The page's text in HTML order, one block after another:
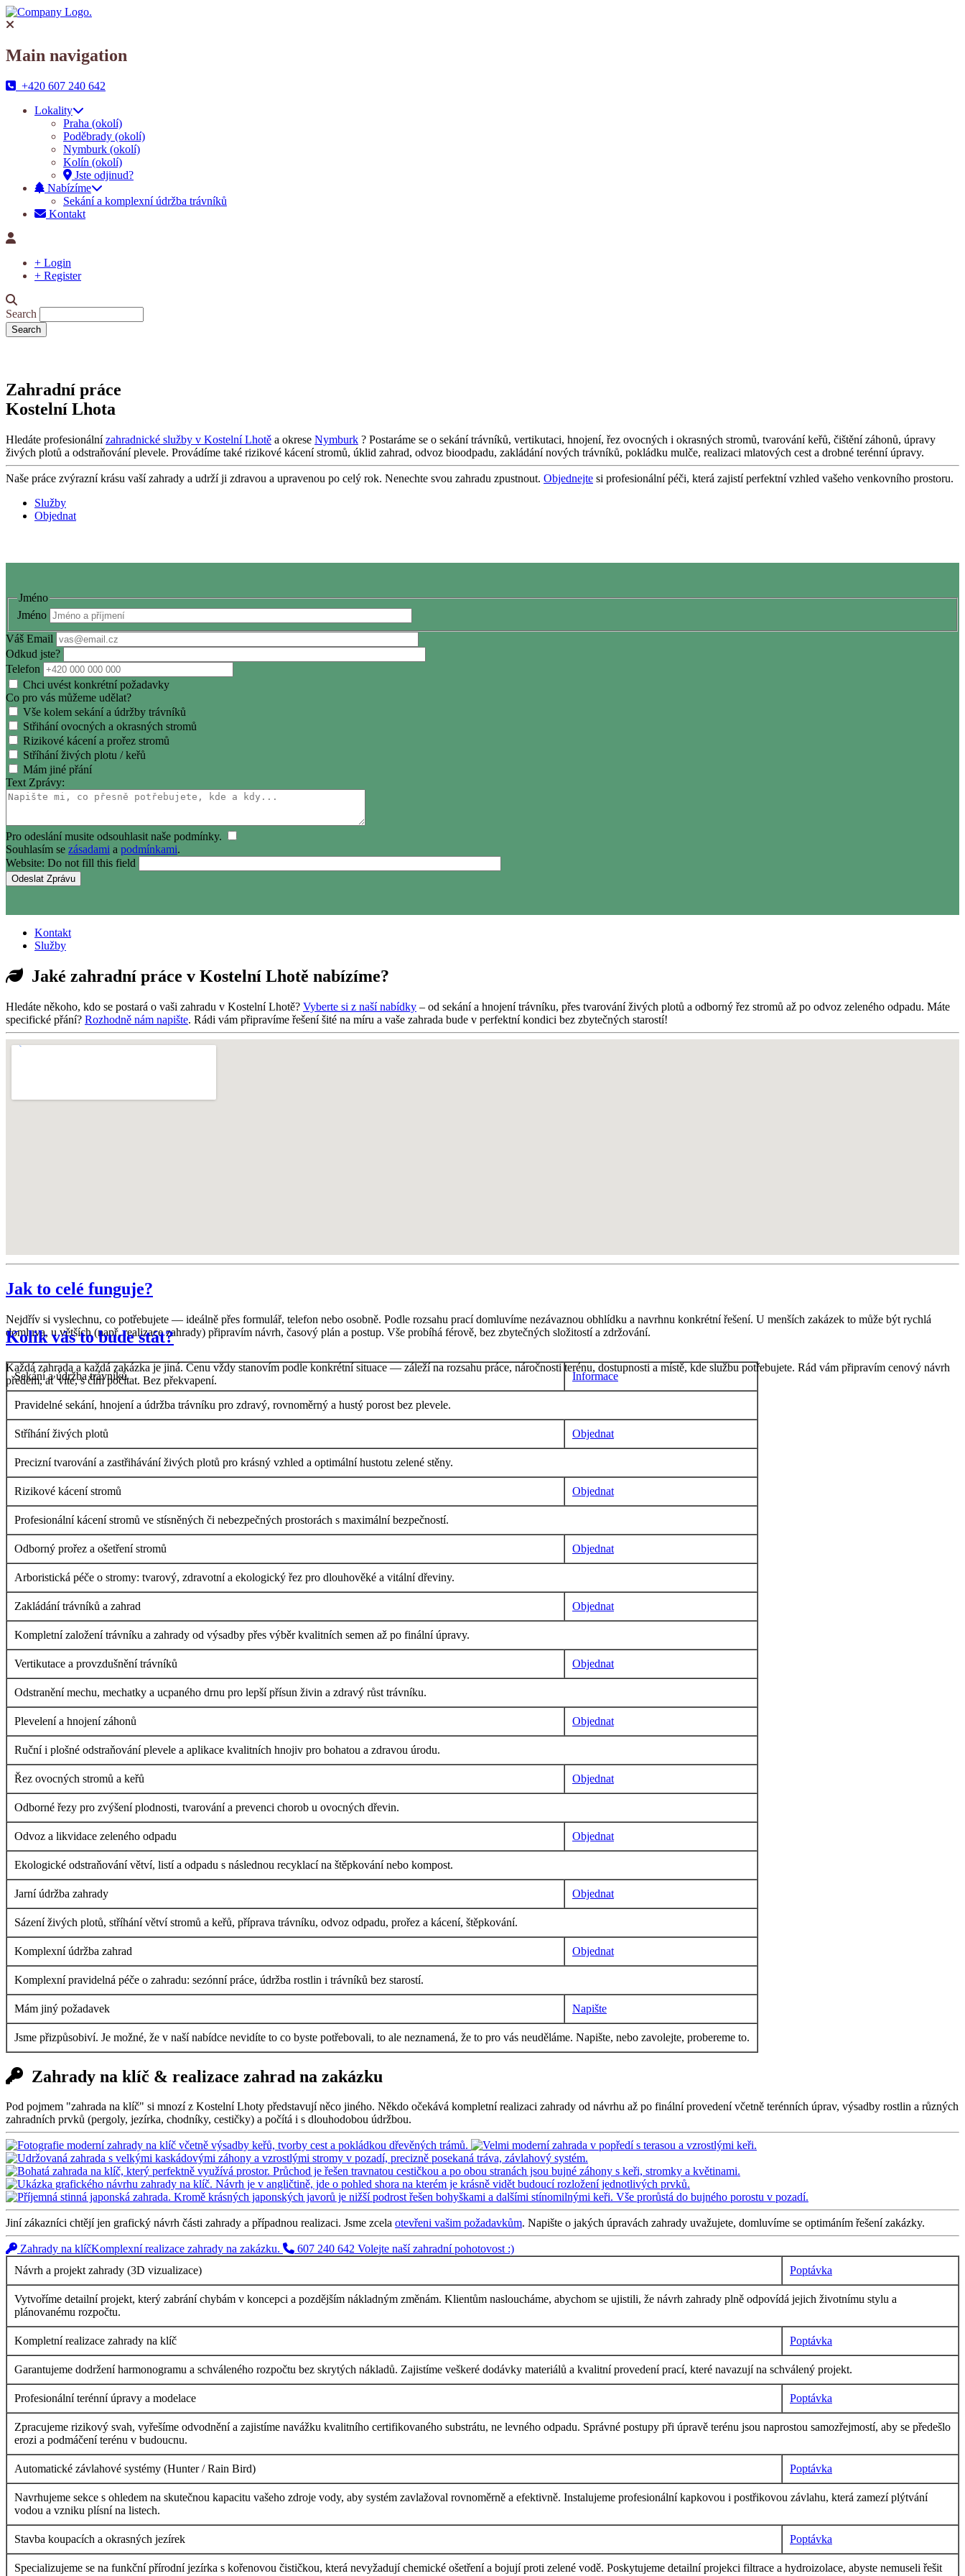
Main navigation
+420 607 240 642
Lokality
Praha (okolí)
Poděbrady (okolí)
Nymburk (okolí)
Kolín (okolí)
Jste odjinud?
Nabízíme
Sekání a komplexní údržba trávníků
Kontakt
+ Login
+ Register
Search
Zahradní práce
Kostelní Lhota
Hledáte profesionálnízahradnické služby v Kostelní Lhotě a okrese Nymburk ? Postaráme se o sekání trávníků, vertikutaci, hnojení, řez ovocných i okrasných stromů, tvarování keřů, čištění záhonů, úpravy
živých plotů a odstraňování plevele. Provádíme také rizikové kácení stromů, úklid zahrad, odvoz bioodpadu, zakládání nových trávníků, pokládku mulče, realizaci mlatových cest a drobné terénní úpravy.
Naše práce zvýrazní krásu vaší zahrady a udrží ji zdravou a upravenou po celý rok. Nenechte svou zahradu zpustnout. Objednejte si profesionální péči, která zajistí perfektní vzhled vašeho venkovního prostoru.
Služby
Objednat
Jméno
Jméno
Váš Email
Odkud jste?
Telefon
Chci uvést konkrétní požadavky
Co pro vás můžeme udělat?
Vše kolem sekání a údržby trávníků
Střihání ovocných a okrasných stromů
Rizikové kácení a prořez stromů
Stříhání živých plotu / keřů
Mám jiné přání
Text Zprávy:
Pro odeslání musite odsouhlasit naše podmínky.
Souhlasím se zásadami a podmínkami.
Website: Do not fill this field
Kontakt
Služby
Jaké zahradní práce v Kostelní Lhotě nabízíme?
Hledáte někoho, kdo se postará o vaši zahradu v Kostelní Lhotě? Vyberte si z naší nabídky – od sekání a hnojení trávníku, přes tvarování živých plotů a odborný řez stromů až po odvoz zeleného odpadu. Máte
specifické přání? Rozhodně nám napište. Rádi vám připravíme řešení šité na míru a vaše zahrada bude v perfektní kondici bez zbytečných starostí!
Jak to celé funguje?
Nejdřív si vyslechnu, co potřebujete — ideálně přes formulář, telefon nebo osobně. Podle rozsahu prací domluvíme nezávaznou obhlídku a navrhnu konkrétní řešení. U menších zakázek to může být rychlá
domluva, u větších (např. realizace zahrady) připravím návrh, časový plán a postup. Vše probíhá férově, bez zbytečných složitostí a zdržování.
Kolik vás to bude stát?
Každá zahrada a každá zakázka je jiná. Cenu vždy stanovím podle konkrétní situace — záleží na rozsahu práce, náročnosti terénu, dostupnosti a místě, kde službu potřebujete. Rád vám připravím cenový návrh
předem, ať víte, s čím počítat. Bez překvapení.
Sekání a údržba trávníků Informace
Pravidelné sekání, hnojení a údržba trávníku pro zdravý, rovnoměrný a hustý porost bez plevele.
Stříhání živých plotů Objednat
Precizní tvarování a zastřihávání živých plotů pro krásný vzhled a optimální hustotu zelené stěny.
Rizikové kácení stromů Objednat
Profesionální kácení stromů ve stísněných či nebezpečných prostorách s maximální bezpečností.
Odborný prořez a ošetření stromů Objednat
Arboristická péče o stromy: tvarový, zdravotní a ekologický řez pro dlouhověké a vitální dřeviny.
Zakládání trávníků a zahrad Objednat
Kompletní založení trávníku a zahrady od výsadby přes výběr kvalitních semen až po finální úpravy.
Vertikutace a provzdušnění trávníků Objednat
Odstranění mechu, mechatky a ucpaného drnu pro lepší přísun živin a zdravý růst trávníku.
Plevelení a hnojení záhonů Objednat
Ruční i plošné odstraňování plevele a aplikace kvalitních hnojiv pro bohatou a zdravou úrodu.
Řez ovocných stromů a keřů Objednat
Odborné řezy pro zvýšení plodnosti, tvarování a prevenci chorob u ovocných dřevin.
Odvoz a likvidace zeleného odpadu Objednat
Ekologické odstraňování větví, listí a odpadu s následnou recyklací na štěpkování nebo kompost.
Jarní údržba zahrady Objednat
Sázení živých plotů, stříhání větví stromů a keřů, příprava trávníku, odvoz odpadu, prořez a kácení, štěpkování.
Komplexní údržba zahrad Objednat
Komplexní pravidelná péče o zahradu: sezónní práce, údržba rostlin i trávníků bez starostí.
Mám jiný požadavek Napište
Jsme přizpůsobiví. Je možné, že v naší nabídce nevidíte to co byste potřebovali, to ale neznamená, že to pro vás neuděláme. Napište, nebo zavolejte, probereme to.
Zahrady na klíč & realizace zahrad na zakázku
Pod pojmem "zahrada na klíč" si mnozí z Kostelní Lhoty představují něco jiného. Někdo očekává kompletní realizaci zahrady od návrhu až po finální provedení včetně terénních úprav, výsadby rostlin a různých
zahradních prvků (pergoly, jezírka, chodníky, cestičky) a počítá i s dlouhodobou údržbou.
Jiní zákazníci chtějí jen grafický návrh části zahrady a případnou realizaci. Jsme zcela otevřeni vašim požadavkům. Napište o jakých úpravách zahrady uvažujete, domluvíme se optimáním řešení zakázky.
Zahrady na klíčKomplexní realizace zahrady na zakázku. 607 240 642 Volejte naší zahradní pohotovost :)
Návrh a projekt zahrady (3D vizualizace)
Poptávka
Vytvoříme detailní projekt, který zabrání chybám v koncepci a pozdějším nákladným změnám. Klientům nasloucháme, abychom se ujistili, že návrh zahrady plně odpovídá jejich životnímu stylu a
plánovanému rozpočtu.
Kompletní realizace zahrady na klíč Poptávka
Garantujeme dodržení harmonogramu a schváleného rozpočtu bez skrytých nákladů. Zajistíme veškeré dodávky materiálů a kvalitní provedení prací, které navazují na schválený projekt.
Profesionální terénní úpravy a modelace Poptávka
Zpracujeme rizikový svah, vyřešíme odvodnění a zajistíme navážku kvalitního certifikovaného substrátu, ne levného odpadu. Správné postupy při úpravě terénu jsou naprostou samozřejmostí, aby se předešlo
erozi a podmáčení terénu v budoucnu.
Automatické závlahové systémy (Hunter / Rain Bird) Poptávka
Navrhujeme sekce s ohledem na skutečnou kapacitu vašeho zdroje vody, aby systém zavlažoval rovnoměrně a efektivně. Instalujeme profesionální kapkovou i postřikovou závlahu, která zamezí plýtvání
vodou a vzniku plísní na listech.
Stavba koupacích a okrasných jezírek Poptávka
Specializujeme se na funkční přírodní jezírka s kořenovou čističkou, která nevyžadují chemické ošetření a bojují proti zelené vodě. Poskytujeme detailní projekci filtrace a hydroizolace, abyste nemuseli řešit